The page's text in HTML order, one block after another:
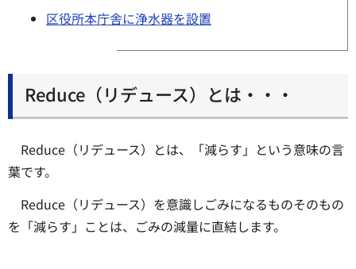
区役所本庁舎に浄水器を設置
Reduce（リデュース）とは・・・
Reduce（リデュース）とは、「減らす」という意味の言
葉です。
Reduce（リデュース）を意識しごみになるものそのもの
を「減らす」ことは、ごみの減量に直結します。